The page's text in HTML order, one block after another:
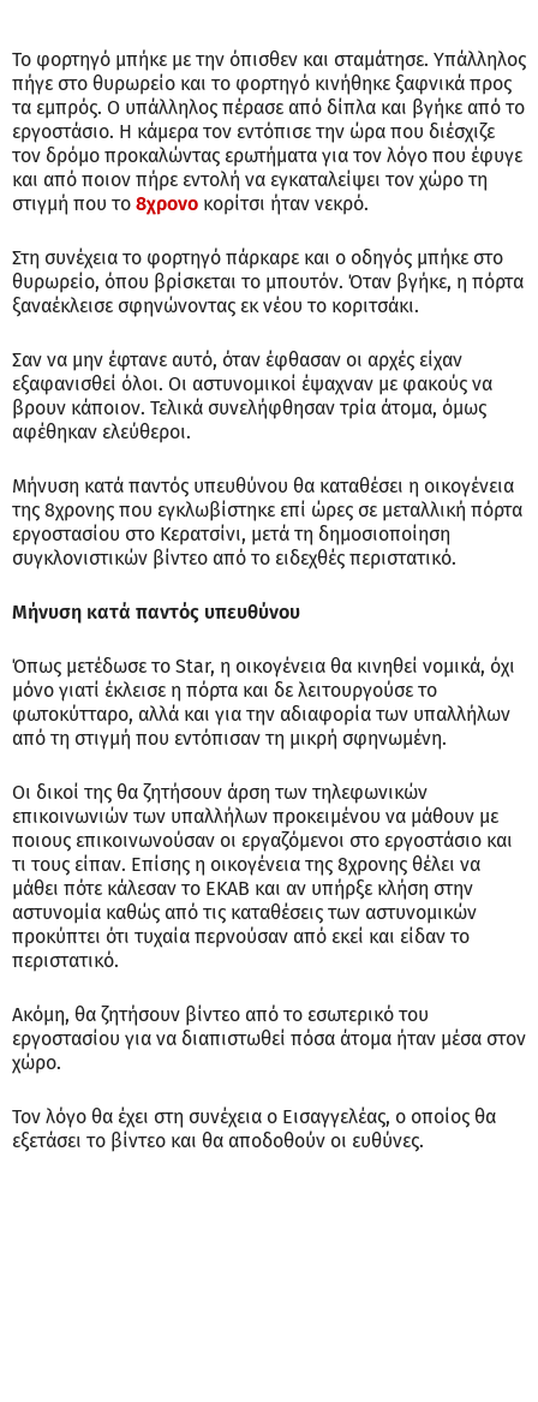
Το φορτηγό μπήκε με την όπισθεν και σταμάτησε. Υπάλληλος
πήγε στο θυρωρείο και το φορτηγό κινήθηκε ξαφνικά προς
τα εμπρός. Ο υπάλληλος πέρασε από δίπλα και βγήκε από το
εργοστάσιο. Η κάμερα τον εντόπισε την ώρα που διέσχιζε
τον δρόμο προκαλώντας ερωτήματα για τον λόγο που έφυγε
και από ποιον πήρε εντολή να εγκαταλείψει τον χώρο τη
στιγμή που το 8χρονο κορίτσι ήταν νεκρό.
Στη συνέχεια το φορτηγό πάρκαρε και ο οδηγός μπήκε στο
θυρωρείο, όπου βρίσκεται το μπουτόν. Όταν βγήκε, η πόρτα
ξαναέκλεισε σφηνώνοντας εκ νέου το κοριτσάκι.
Σαν να μην έφτανε αυτό, όταν έφθασαν οι αρχές είχαν
εξαφανισθεί όλοι. Οι αστυνομικοί έψαχναν με φακούς να
βρουν κάποιον. Τελικά συνελήφθησαν τρία άτομα, όμως
αφέθηκαν ελεύθεροι.
Μήνυση κατά παντός υπευθύνου θα καταθέσει η οικογένεια
της 8χρονης που εγκλωβίστηκε επί ώρες σε μεταλλική πόρτα
εργοστασίου στο Κερατσίνι, μετά τη δημοσιοποίηση
συγκλονιστικών βίντεο από το ειδεχθές περιστατικό.
Μήνυση κατά παντός υπευθύνου
Όπως μετέδωσε το Star, η οικογένεια θα κινηθεί νομικά, όχι
μόνο γιατί έκλεισε η πόρτα και δε λειτουργούσε το
φωτοκύτταρο, αλλά και για την αδιαφορία των υπαλλήλων
από τη στιγμή που εντόπισαν τη μικρή σφηνωμένη.
Οι δικοί της θα ζητήσουν άρση των τηλεφωνικών
επικοινωνιών των υπαλλήλων προκειμένου να μάθουν με
ποιους επικοινωνούσαν οι εργαζόμενοι στο εργοστάσιο και
τι τους είπαν. Επίσης η οικογένεια της 8χρονης θέλει να
μάθει πότε κάλεσαν το ΕΚΑΒ και αν υπήρξε κλήση στην
αστυνομία καθώς από τις καταθέσεις των αστυνομικών
προκύπτει ότι τυχαία περνούσαν από εκεί και είδαν το
περιστατικό.
Ακόμη, θα ζητήσουν βίντεο από το εσωτερικό του
εργοστασίου για να διαπιστωθεί πόσα άτομα ήταν μέσα στον
χώρο.
Τον λόγο θα έχει στη συνέχεια ο Εισαγγελέας, ο οποίος θα
εξετάσει το βίντεο και θα αποδοθούν οι ευθύνες.